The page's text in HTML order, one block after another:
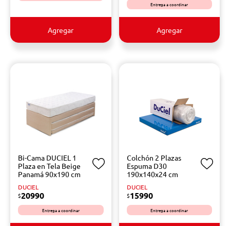
Agregar
Entrega a coordinar
Agregar
Bi-Cama DUCIEL 1
Plaza en Tela Beige
Panamá 90x190 cm
DUCIEL
$20990
Entrega a coordinar
Colchón 2 Plazas
Espuma D30
190x140x24 cm
DUCIEL
$15990
Entrega a coordinar